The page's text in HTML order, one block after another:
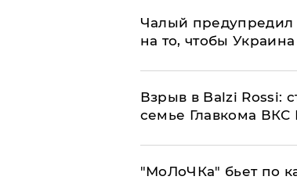
Чалый
на то, чтобы
Взрыв в Balzi Rossi:
семье Главкома ВКС
​"МоЛоЧКа" бьет по